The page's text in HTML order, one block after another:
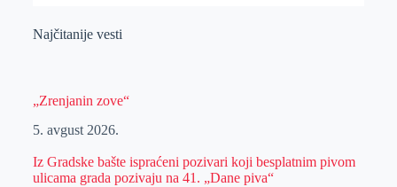
Najčitanije vesti
„Zrenjanin zove“
5. avgust 2026.
Iz Gradske bašte ispraćeni pozivari koji besplatnim pivom
ulicama grada pozivaju na 41. „Dane piva“